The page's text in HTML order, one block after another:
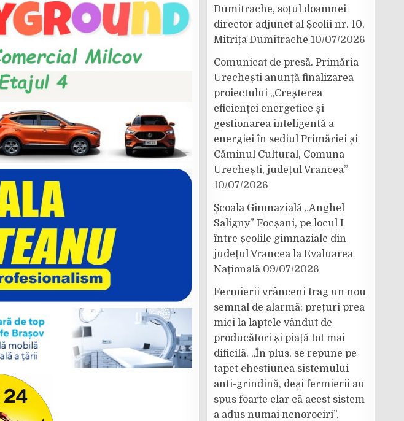
Dumitrache, soțul doamnei
director adjunct al Școlii nr. 10,
Mitrița Dumitrache 10/07/2026
Comunicat de presă. Primăria
Urechești anunță finalizarea
proiectului „Creșterea
eficienței energetice și
gestionarea inteligentă a
energiei în sediul Primăriei și
Căminul Cultural, Comuna
Urechești, județul Vrancea”
10/07/2026
Școala Gimnazială „Anghel
Saligny” Focșani, pe locul I
între școlile gimnaziale din
județul Vrancea la Evaluarea
Națională 09/07/2026
Fermierii vrânceni trag un nou
semnal de alarmă: prețuri prea
mici la laptele vândut de
producători și piață tot mai
dificilă. „În plus, se repune pe
tapet chestiunea sistemului
anti-grindină, deși fermierii au
spus foarte clar că acest sistem
a adus numai nenorociri”,